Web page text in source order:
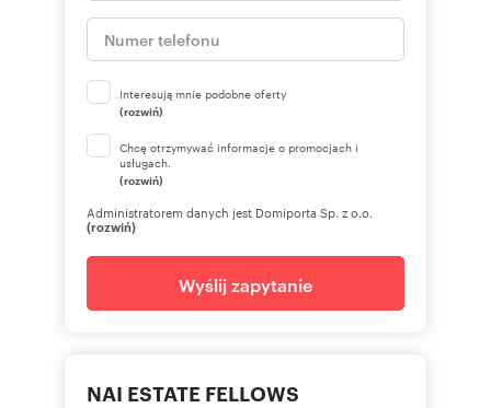
Interesują mnie podobne oferty
(rozwiń)
Chcę otrzymywać informacje o promocjach i
usługach.
(rozwiń)
Administratorem danych jest Domiporta Sp. z o.o.
(rozwiń)
Wyślij zapytanie
NAI ESTATE FELLOWS